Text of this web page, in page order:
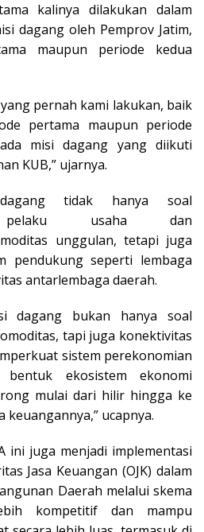
kalinya dilakukan dalam
dagang oleh Pemprov Jatim,
maupun periode kedua
pernah kami lakukan, baik
pertama maupun periode
misi dagang yang diikuti
KUB,” ujarnya.
tidak hanya soal
pelaku usaha dan
unggulan, tetapi juga
pendukung seperti lembaga
antarlembaga daerah.
dagang bukan hanya soal
tapi juga konektivitas
sistem perekonomian
ekosistem ekonomi
mulai dari hilir hingga ke
ucapnya.
ini juga menjadi implementasi
Jasa Keuangan (OJK) dalam
Daerah melalui skema
kompetitif dan mampu